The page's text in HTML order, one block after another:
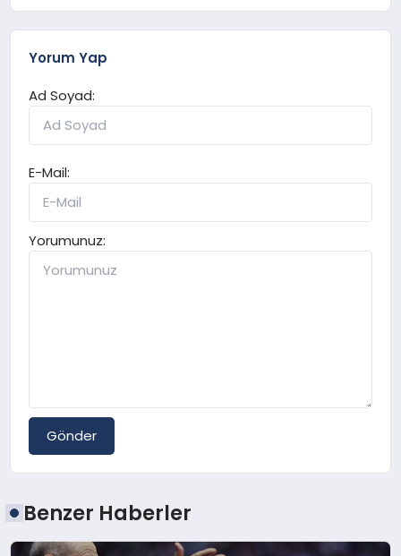
Yorum Yap
Ad Soyad:
E-Mail:
Yorumunuz:
Gönder
Benzer Haberler